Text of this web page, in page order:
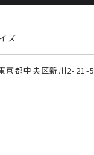
ズ
都中央区新川2-21-5